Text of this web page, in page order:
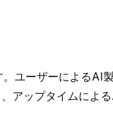
ユーザーによるAI
アップタイムによ